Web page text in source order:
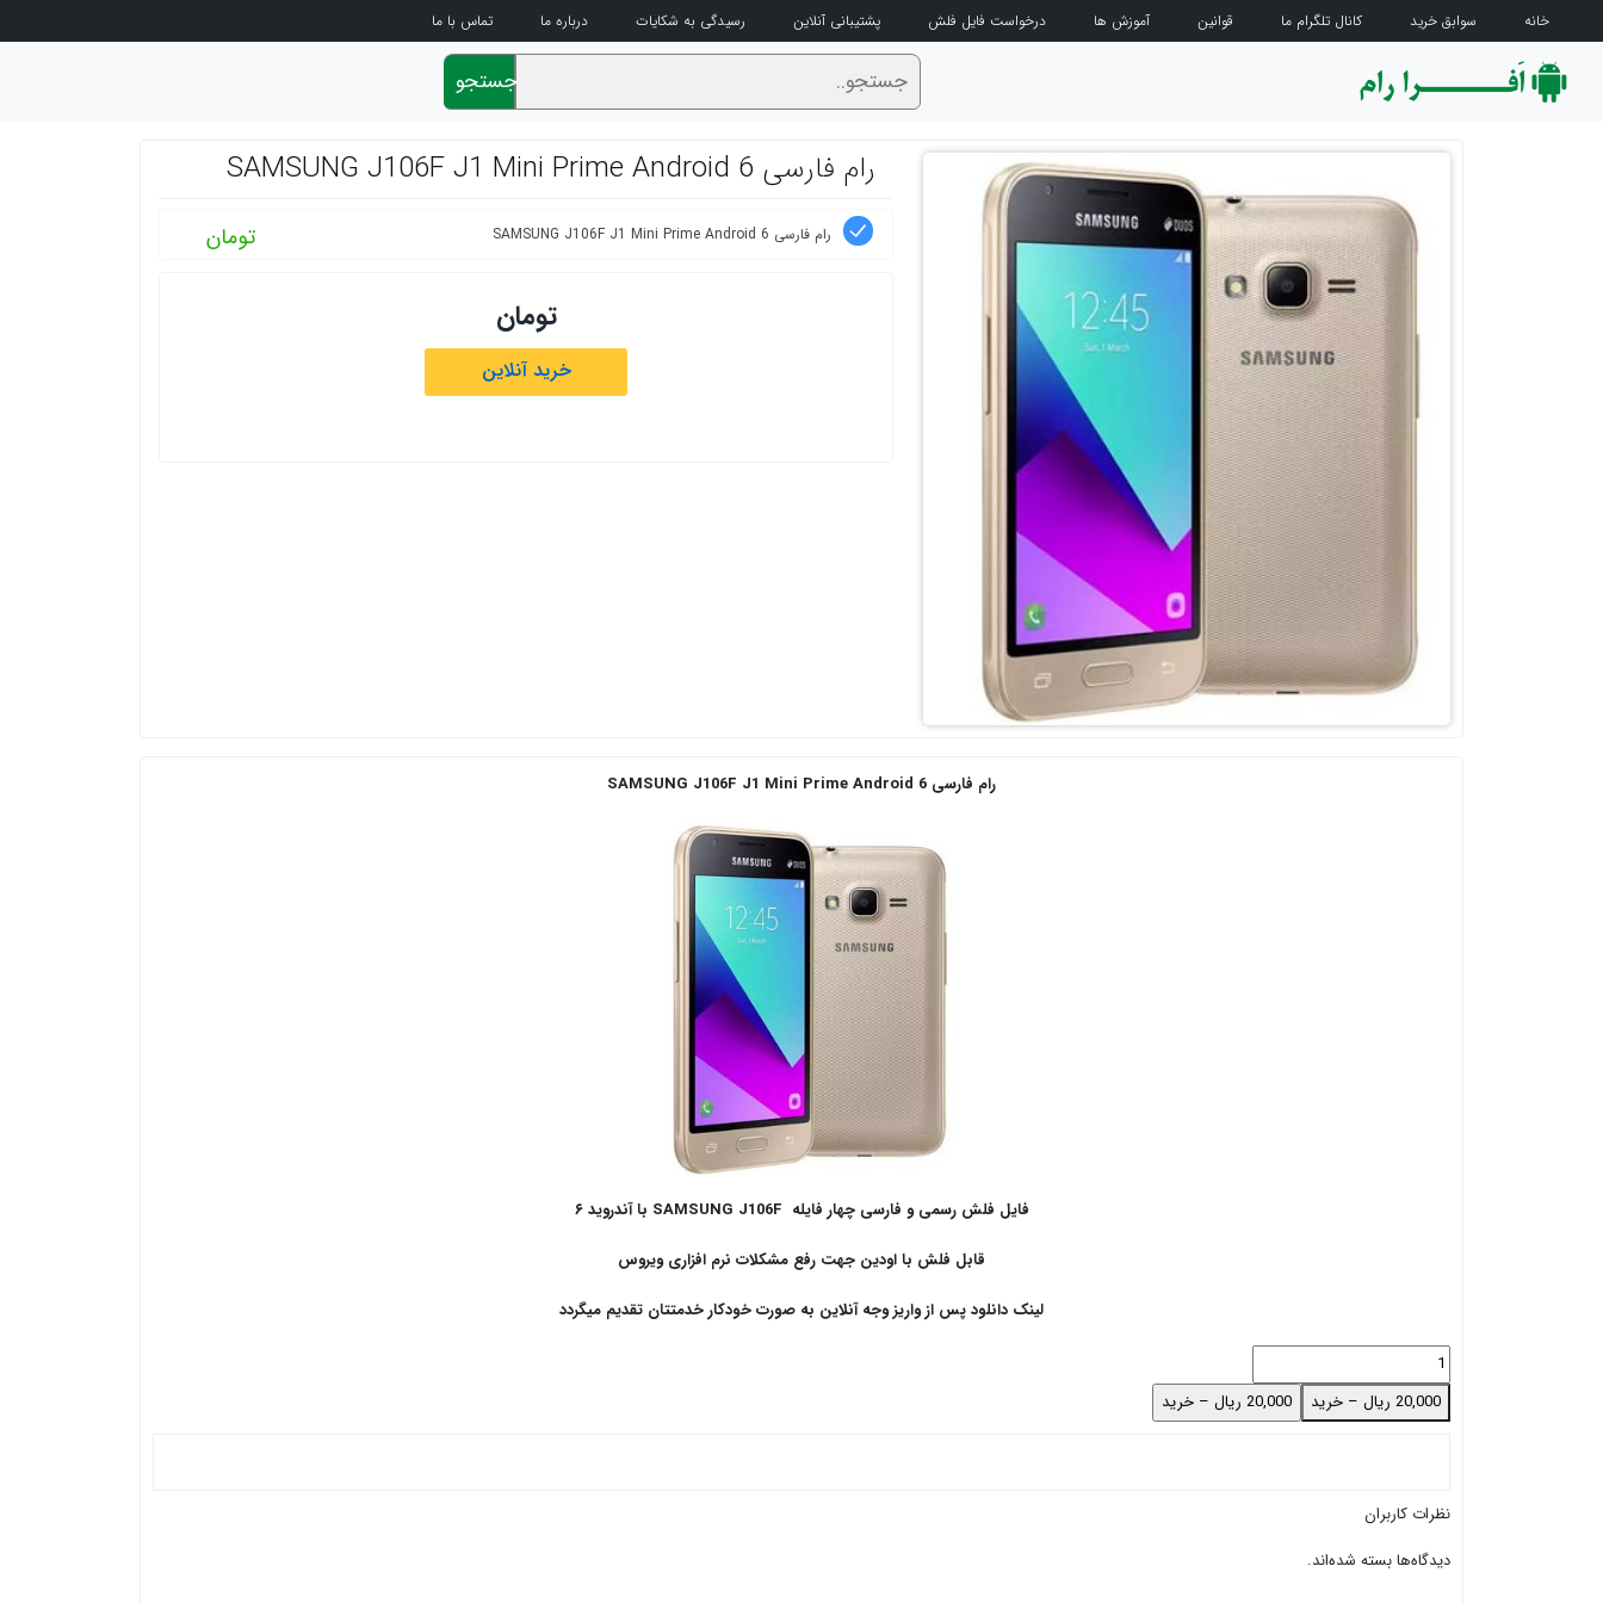
خانه سوابق خرید کانال تلگرام ما قوانین آموزش ها درخواست فایل فلش پشتیبانی آنلاین رسیدگی به شکایات درباره ما تماس با ما
جستجو
رام فارسی SAMSUNG J106F J1 Mini Prime Android 6
رام فارسی SAMSUNG J106F J1 Mini Prime Android 6 تومان
تومان
خرید آنلاین
رام فارسی SAMSUNG J106F J1 Mini Prime Android 6
فایل فلش رسمی و فارسی چهار فایله SAMSUNG J106F با آندروید ۶
قابل فلش با اودین جهت رفع مشکلات نرم افزاری ویروس
لینک دانلود پس از واریز وجه آنلاین به صورت خودکار خدمتتان تقدیم میگردد
20,000 ریال – خرید
نظرات کاربران
دیدگاه‌ها بسته شده‌اند.